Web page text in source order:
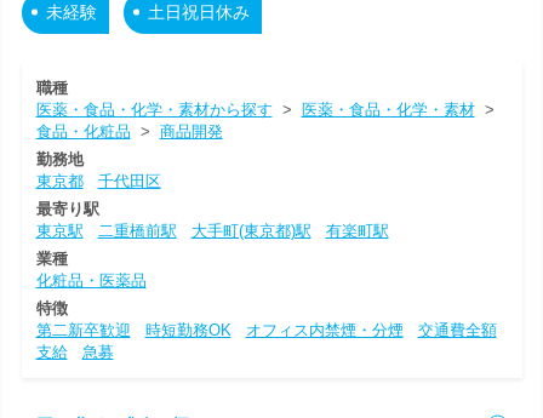
未経験 土日祝日休み
職種
医薬・食品・化学・素材から探す > 医薬・食品・化学・素材>
食品・化粧品 > 商品開発
勤務地
東京都
千代田区
最寄り駅
東京駅
二重橋前駅 大手町(東京都)駅
有楽町駅
業種
化粧品・医薬品
特徴
第二新卒歓迎
時短勤務OK オフィス内禁煙・分煙
交通費全額
支給
急募